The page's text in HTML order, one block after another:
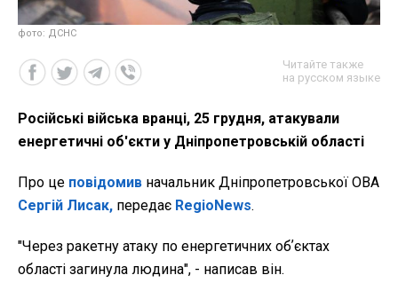
фото: ДСНС
Читайте также
на русском языке
Російські війська вранці, 25 грудня, атакували
енергетичні об'єкти у Дніпропетровській області
Про це повідомив начальник Дніпропетровської ОВА
Сергій Лисак, передає RegioNews.
"Через ракетну атаку по енергетичних обʼєктах
області загинула людина", - написав він.